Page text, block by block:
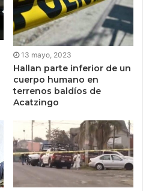
13 mayo, 2023
Hallan parte inferior de un
cuerpo humano en
terrenos baldíos de
Acatzingo